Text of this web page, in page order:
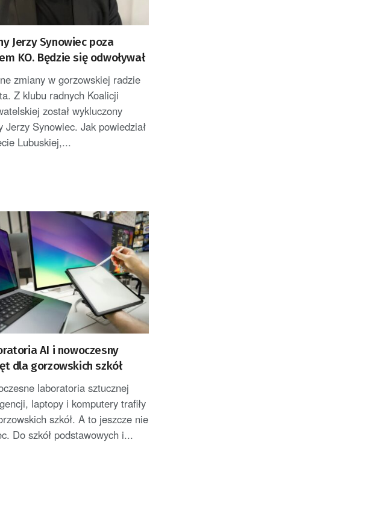
Jerzy Synowiec poza
KO. Będzie się odwoływał
zmiany w gorzowskiej radzie
Z klubu radnych Koalicji
został wykluczony
Jerzy Synowiec. Jak powiedział
Lubuskiej,...
AI i nowoczesny
dla gorzowskich szkół
laboratoria sztucznej
laptopy i komputery trafiły
szkół. A to jeszcze nie
Do szkół podstawowych i...